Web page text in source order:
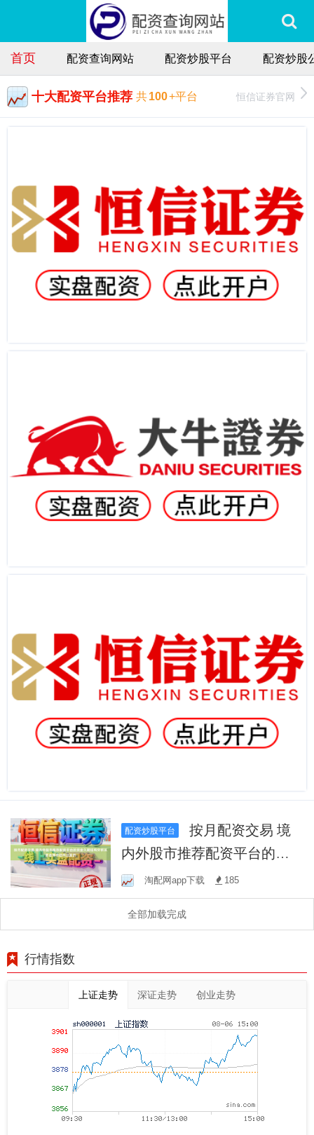
首页 配资查询网站 配资炒股平台 配资炒股
十大配资平台推荐 共100+平台 恒信证券官网
配资炒股平台
按月配资交易 境
内外股市推荐配资平台的资
金久期结构分析从资金博弈
结构出发的
淘配网app下载 185
全部加载完成
行情指数
上证走势 深证走势 创业走势